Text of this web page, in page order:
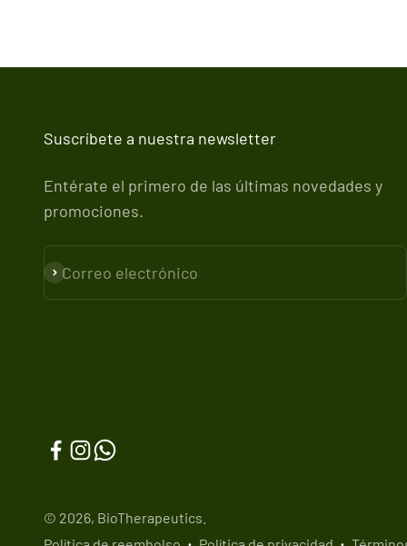
Suscríbete a nuestra newsletter
Entérate el primero de las últimas novedades y
promociones.
Correo electrónico
Suscribirse
© 2026, BioTherapeutics.